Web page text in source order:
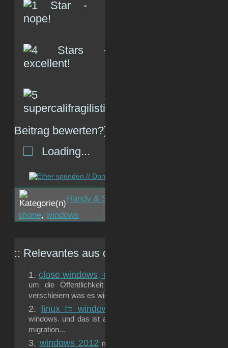
Beitrag bewerten?)
Loading...
Handy & Smartphone
phone, windows
:: Relevantes aus dem
close windows, open doors
um die Öffentlichkeit von Windows 8 zu
verschleiern was es wirklich ist: Ein Produkt voller...
linux != windows
windows. und das ist auch gut so. für alle linux-einsteiger,
migration...
windows 2012 mark gibbs wagt einen kleinen